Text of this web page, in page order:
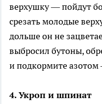
верхушку — пойдут
срезать молодые
дольше он не
выбросил бутоны,
и подкормите азотом
4. Укроп и шпинат